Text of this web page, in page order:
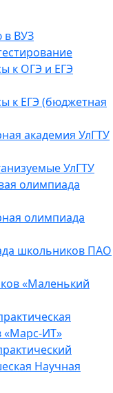
в ВУЗ
к ОГЭ и ЕГЭ
к ЕГЭ (бюджетная
академия УлГТУ
УлГТУ
олимпиада
олимпиада
школьников ПАО
«Маленький
«Марс-ИТ»
Научная